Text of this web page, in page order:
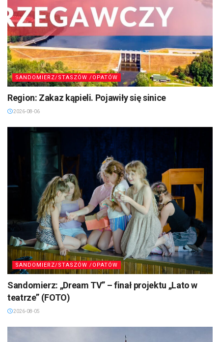
SANDOMIERZ/STASZÓW /OPATÓW
Region: Zakaz kąpieli. Pojawiły się sinice
2026-08-06
SANDOMIERZ/STASZÓW /OPATÓW
Sandomierz: „Dream TV” – finał projektu „Lato w
teatrze” (FOTO)
2026-08-05